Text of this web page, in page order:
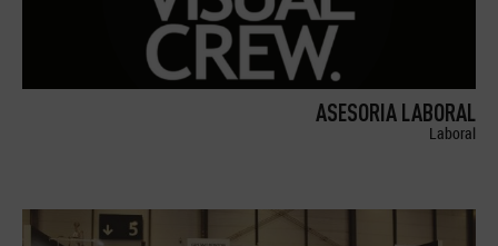
ASESORIA LABORAL
Laboral